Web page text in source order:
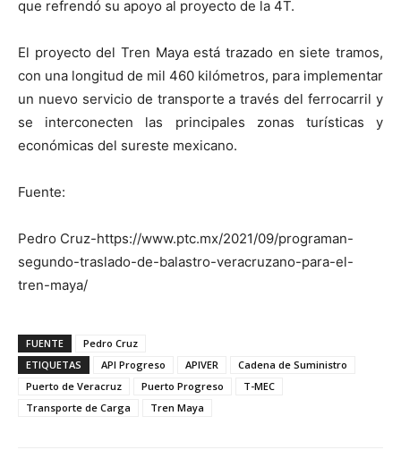
que refrendó su apoyo al proyecto de la 4T.
El proyecto del Tren Maya está trazado en siete tramos,
con una longitud de mil 460 kilómetros, para implementar
un nuevo servicio de transporte a través del ferrocarril y
se interconecten las principales zonas turísticas y
económicas del sureste mexicano.
Fuente:
Pedro Cruz-https://www.ptc.mx/2021/09/programan-
segundo-traslado-de-balastro-veracruzano-para-el-
tren-maya/
FUENTE
Pedro Cruz
ETIQUETAS
API Progreso APIVER
Cadena de Suministro
Puerto de Veracruz
Puerto Progreso
T-MEC
Transporte de Carga
Tren Maya